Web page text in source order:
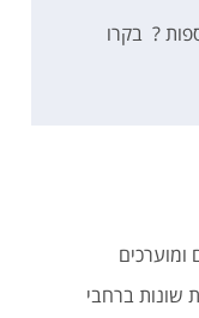
? בקרו
ומוערכים
שונות ברחבי